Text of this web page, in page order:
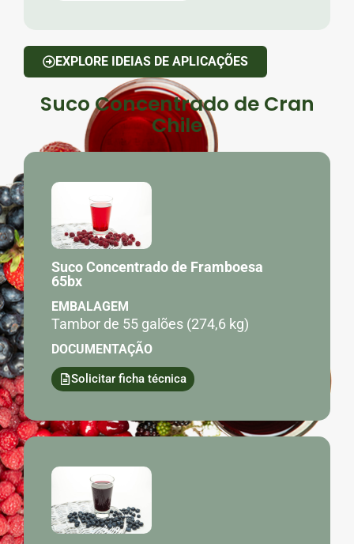
EXPLORE IDEIAS DE APLICAÇÕES
Suco Concentrado de Cran
Chile
Suco Concentrado de Framboesa
65bx
EMBALAGEM
Tambor de 55 galões (274,6 kg)
DOCUMENTAÇÃO
Solicitar ficha técnica